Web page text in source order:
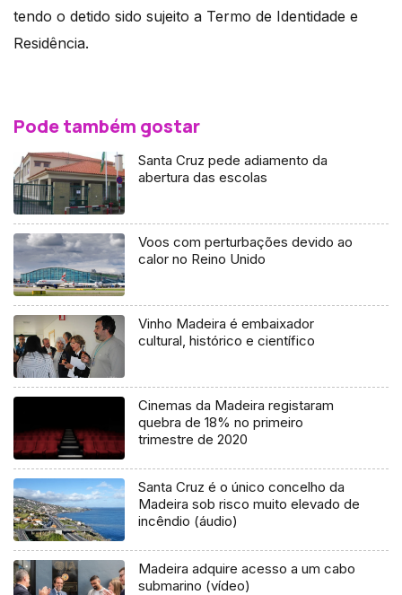
tendo o detido sido sujeito a Termo de Identidade e
Residência.
Pode também gostar
Santa Cruz pede adiamento da
abertura das escolas
Voos com perturbações devido ao
calor no Reino Unido
Vinho Madeira é embaixador
cultural, histórico e científico
Cinemas da Madeira registaram
quebra de 18% no primeiro
trimestre de 2020
Santa Cruz é o único concelho da
Madeira sob risco muito elevado de
incêndio (áudio)
Madeira adquire acesso a um cabo
submarino (vídeo)